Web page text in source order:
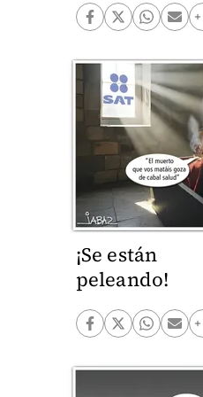
¡Se están
peleando!